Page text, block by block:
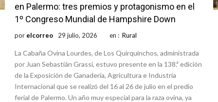
en Palermo: tres premios y protagonismo en el
1º Congreso Mundial de Hampshire Down
por elcorreo 29 julio, 2026 en : Rural
La Cabaña Ovina Lourdes, de Los Quirquinchos, administrada
por Juan Sebastián Grassi, estuvo presente en la 138.ª edición
de la Exposición de Ganadería, Agricultura e Industria
Internacional que se realizó del 16 al 26 de julio en el predio
ferial de Palermo. Un año muy especial para la raza ovina, ya